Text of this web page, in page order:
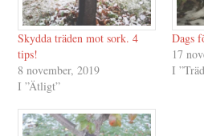
Skydda träden mot sork. 4
tips!
8 november, 2019
I ”Ätligt”
Dags
17
I